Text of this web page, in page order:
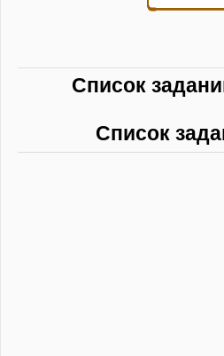
Список
Список